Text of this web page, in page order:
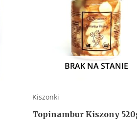
BRAK NA STANIE
Kiszonki
Topinambur Kiszony